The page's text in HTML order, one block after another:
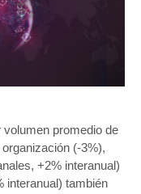
promedio de
(-3%),
+2% interanual)
interanual) también